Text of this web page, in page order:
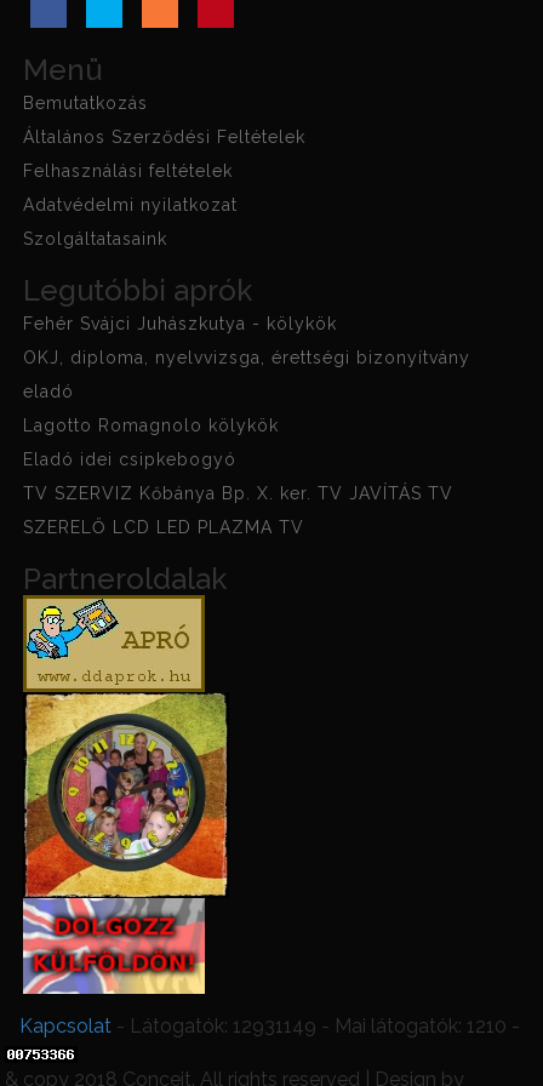
Menü
Bemutatkozás
Általános Szerződési Feltételek
Felhasználási feltételek
Adatvédelmi nyilatkozat
Szolgáltatasaink
Legutóbbi aprók
Fehér Svájci Juhászkutya - kölykök
OKJ, diploma, nyelvvizsga, érettségi bizonyítvány
eladó
Lagotto Romagnolo kölykök
Eladó idei csipkebogyó
TV SZERVIZ Kőbánya Bp. X. ker. TV JAVÍTÁS TV
SZERELŐ LCD LED PLAZMA TV
Partneroldalak
Kapcsolat - Látogatók: 12931149 - Mai látogatók: 1210 -
& copy 2018 Conceit. All rights reserved | Design by